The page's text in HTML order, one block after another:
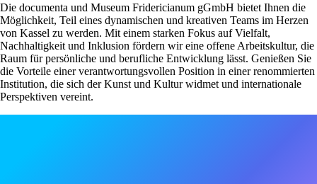
Die documenta und Museum Fridericianum gGmbH bietet Ihnen die
Möglichkeit, Teil eines dynamischen und kreativen Teams im Herzen
von Kassel zu werden. Mit einem starken Fokus auf Vielfalt,
Nachhaltigkeit und Inklusion fördern wir eine offene Arbeitskultur, die
Raum für persönliche und berufliche Entwicklung lässt. Genießen Sie
die Vorteile einer verantwortungsvollen Position in einer renommierten
Institution, die sich der Kunst und Kultur widmet und internationale
Perspektiven vereint.